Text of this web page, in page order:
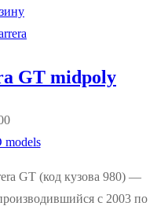
GT midpoly
models
GT (код кузова 980) —
с 2003 по